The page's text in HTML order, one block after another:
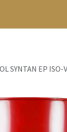
SYNTAN EP ISO-